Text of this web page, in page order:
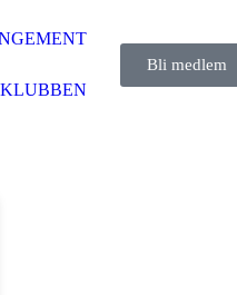
Bli medlem